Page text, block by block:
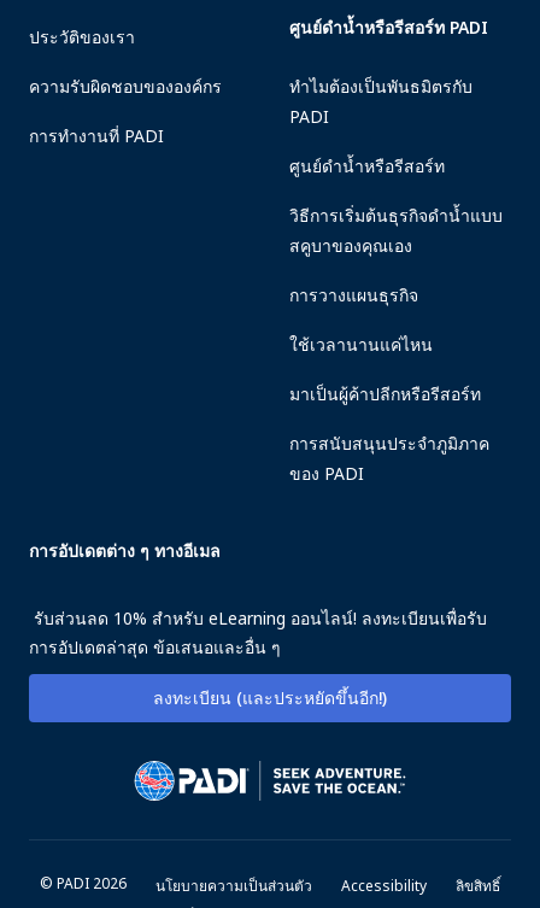
ประวัติของเรา
ความรับผิดชอบขององค์กร
การทำงานที่ PADI
ศูนย์ดำน้ำหรือรีสอร์ท PADI
ทำไมต้องเป็นพันธมิตรกับ
PADI
ศูนย์ดำน้ำหรือรีสอร์ท
วิธีการเริ่มต้นธุรกิจดำน้ำแบบ
สคูบาของคุณเอง
การวางแผนธุรกิจ
ใช้เวลานานแค่ไหน
มาเป็นผู้ค้าปลีกหรือรีสอร์ท
การสนับสนุนประจำภูมิภาค
ของ PADI
การอัปเดตต่าง ๆ ทางอีเมล
รับส่วนลด 10% สำหรับ eLearning ออนไลน์! ลงทะเบียนเพื่อรับ
การอัปเดตล่าสุด ข้อเสนอและอื่น ๆ
ลงทะเบียน (และประหยัดขึ้นอีก!)
© PADI 2026 นโยบายความเป็นส่วนตัว Accessibility
ลิขสิทธิ์